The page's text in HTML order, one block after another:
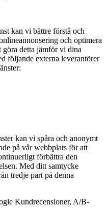
kan vi bättre förstå och
och optimera
göra detta jämför vi dina
följande externa leverantörer
kan vi spåra och anonymt
på vår webbplats för att
förbättra den
Med ditt samtycke
tredje part på denna
Kundrecensioner, A/B-